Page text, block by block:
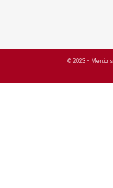
© 2023 –